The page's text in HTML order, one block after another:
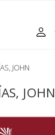
JOHN
JOHN